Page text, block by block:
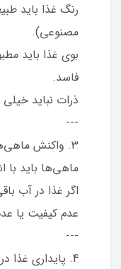
رنگ غذا باید
مصنوعی).
بوی غذا باید
فاسد.
ذرات نباید خیلی
---
3. واکنش ماهی‌ها به غذا
ماهی‌ها باید با
اگر غذا در آب
عدم کیفیت یا
---
4. پایداری غذا در آب